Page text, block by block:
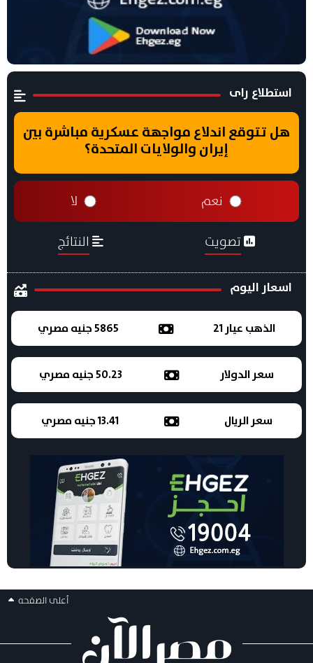
استطلاع راى
هل تتوقع اندلاع مواجهة عسكرية مباشرة بين
إيران والولايات المتحدة؟
نعم لا
تصويت النتائج
اسعار اليوم
الذهب عيار 21 5865 جنيه مصري
سعر الدولار 50.23 جنيه مصري
سعر الريال 13.41 جنيه مصري
أعلى الصفحه